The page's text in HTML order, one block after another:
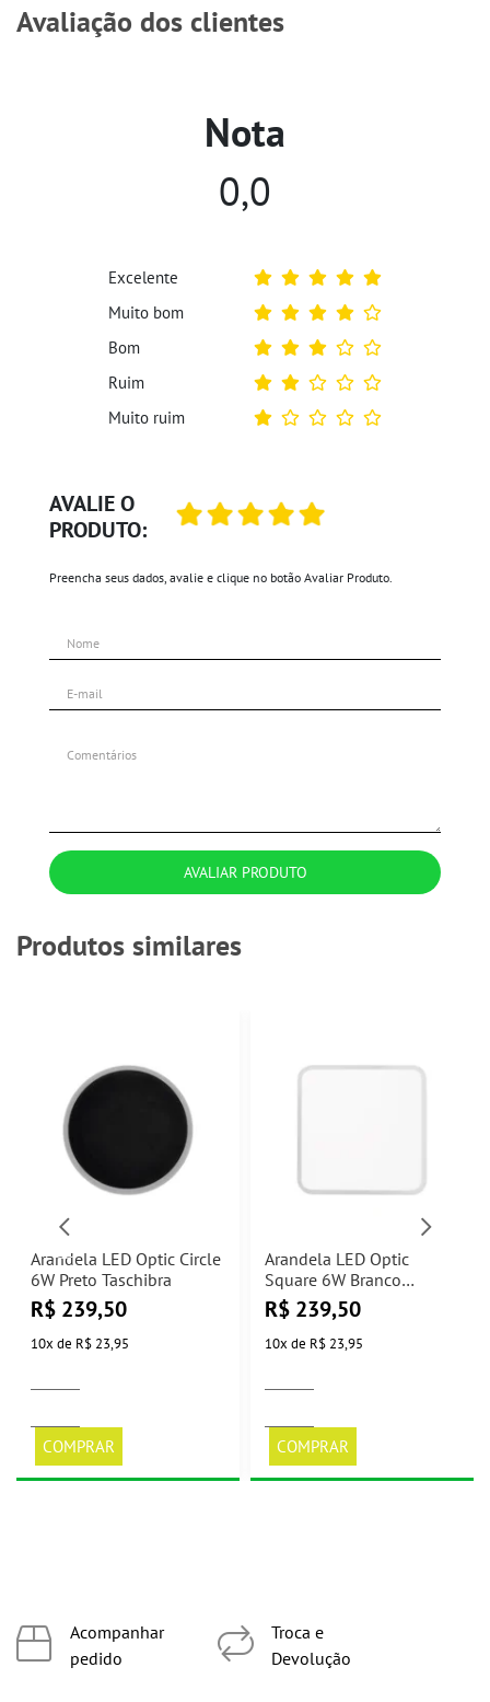
Avaliação dos clientes
AVALIE O
PRODUTO:
Preencha seus dados, avalie e clique no botão Avaliar Produto.
AVALIAR PRODUTO
Nota
0,0
Excelente
Muito bom
Bom
Ruim
Muito ruim
Produtos similares
Arandela LED Optic Circle
6W Preto Taschibra
R$ 239,50
10x de R$ 23,95
COMPRAR
Arandela LED Optic
Square 6W Branco
Taschibra
R$ 239,50
10x de R$ 23,95
COMPRAR
Acompanhar
pedido
Troca e
Devolução